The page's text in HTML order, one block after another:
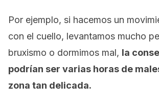
Por ejemplo, si hacemos un
con el cuello, levantamos mucho
bruxismo o dormimos mal, la
podrían ser varias horas de
zona tan delicada.